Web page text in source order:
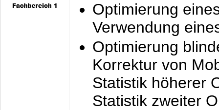
Optimierung
Verwendung
Optimierung
Korrektur von
Statistik höherer
Statistik zweiter